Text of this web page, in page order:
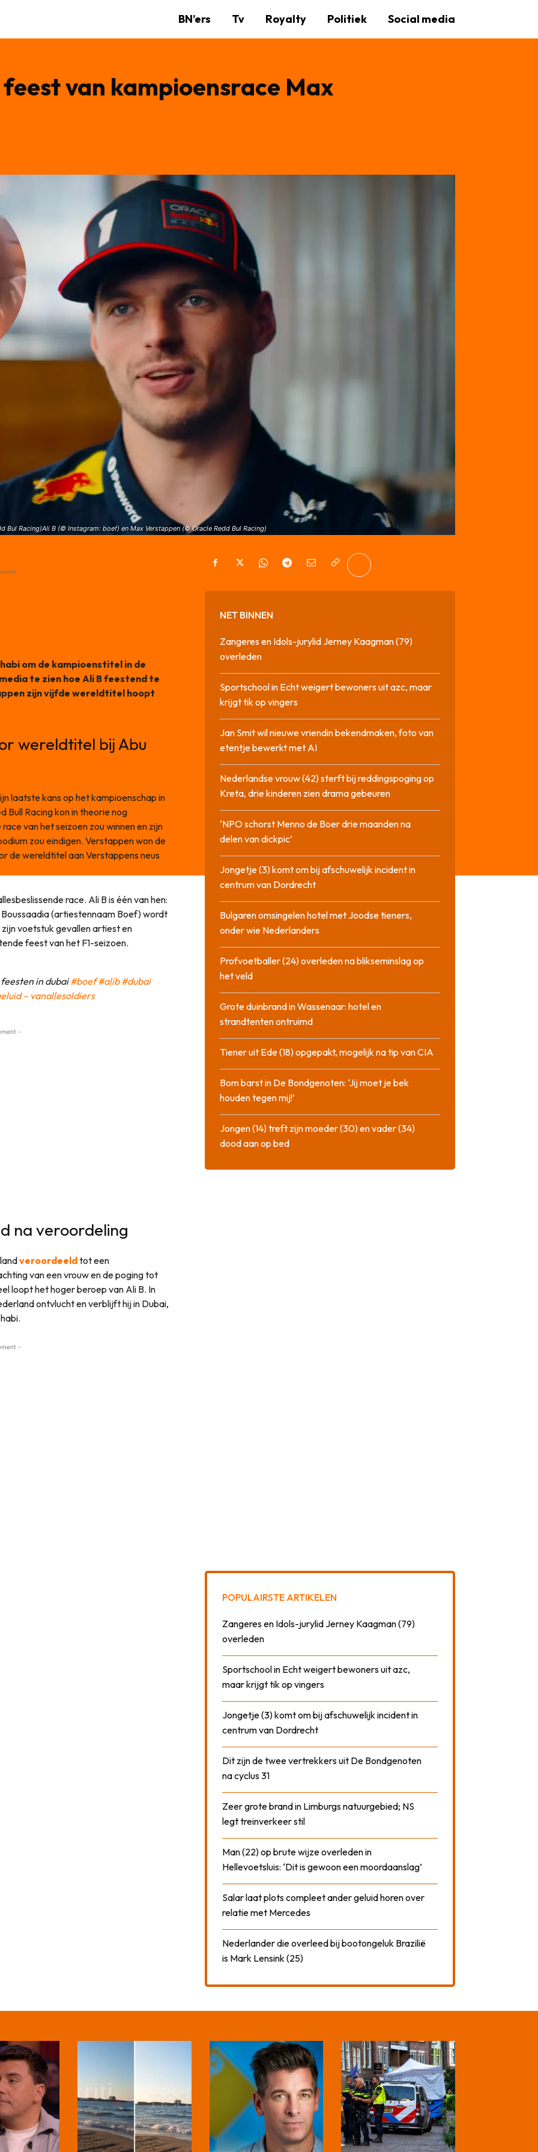
BN’ers Tv Royalty Politiek Social media
van kampioensrace Max
Racing)Ali B (© Instagram: boef) en Max Verstappen (© Oracle Redd Bul Racing)
-
om de kampioenstitel in de
te zien hoe Ali B feestend te
zijn vijfde wereldtitel hoopt
wereldtitel bij Abu
laatste kans op het kampioenschap in
Bull Racing kon in theorie nog
van het seizoen zou winnen en zijn
zou eindigen. Verstappen won de
de wereldtitel aan Verstappens neus
race. Ali B is één van hen:
(artiestennaam Boef) wordt
voetstuk gevallen artiest en
feest van het F1-seizoen.
in dubai#boef#alib #dubai
– vanallesoldiers
-
na veroordeling
veroordeeldtot een
van een vrouw en de poging tot
loopt het hoger beroep van Ali B. In
ontvlucht en verblijft hij in Dubai,
-
NET BINNEN
Zangeres en Idols-jurylid Jerney Kaagman (79)
overleden
Sportschool in Echt weigert bewoners uit azc, maar
krijgt tik op vingers
Jan Smit wil nieuwe vriendin bekendmaken, foto van
etentje bewerkt met AI
Nederlandse vrouw (42) sterft bij reddingspoging op
Kreta, drie kinderen zien drama gebeuren
‘NPO schorst Menno de Boer drie maanden na
delen van dickpic’
Jongetje (3) komt om bij afschuwelijk incident in
centrum van Dordrecht
Bulgaren omsingelen hotel met Joodse tieners,
onder wie Nederlanders
Profvoetballer (24) overleden na blikseminslag op
het veld
Grote duinbrand in Wassenaar: hotel en
strandtenten ontruimd
Tiener uit Ede (18) opgepakt, mogelijk na tip van CIA
Bom barst in De Bondgenoten: ‘Jij moet je bek
houden tegen mij!’
Jongen (14) treft zijn moeder (30) en vader (34)
dood aan op bed
POPULAIRSTE ARTIKELEN
Zangeres en Idols-jurylid Jerney Kaagman (79)
overleden
Sportschool in Echt weigert bewoners uit azc,
maar krijgt tik op vingers
Jongetje (3) komt om bij afschuwelijk incident in
centrum van Dordrecht
Dit zijn de twee vertrekkers uit De Bondgenoten
na cyclus 31
Zeer grote brand in Limburgs natuurgebied; NS
legt treinverkeer stil
Man (22) op brute wijze overleden in
Hellevoetsluis: ‘Dit is gewoon een moordaanslag’
Salar laat plots compleet ander geluid horen over
relatie met Mercedes
Nederlander die overleed bij bootongeluk Brazilië
is Mark Lensink (25)